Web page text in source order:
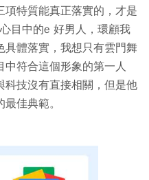
特質能真正落實的，才是
目中的e 好男人，環顧我
具體落實，我想只有雲門舞
中符合這個形象的第一人
科技沒有直接相關，但是他
佳典範。